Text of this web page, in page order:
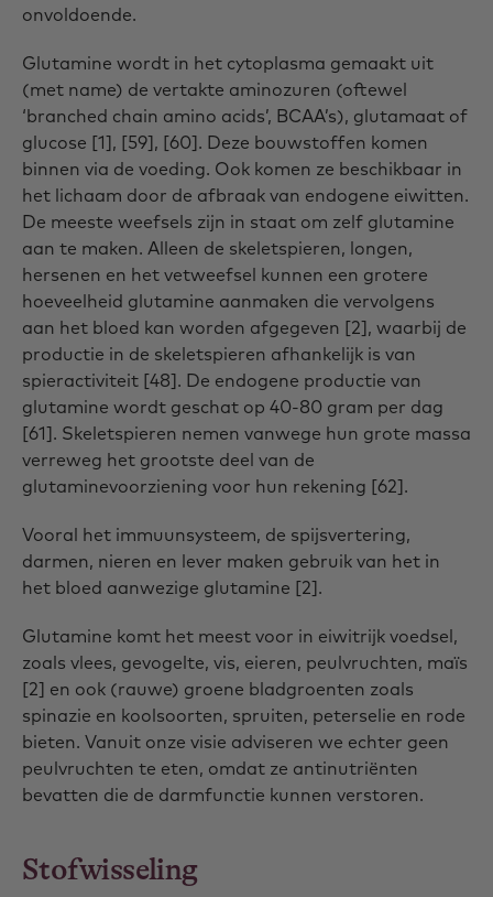
onvoldoende.
Glutamine wordt in het cytoplasma gemaakt uit
(met name) de vertakte aminozuren (oftewel
‘branched chain amino acids’, BCAA’s), glutamaat of
glucose [1], [59], [60]. Deze bouwstoffen komen
binnen via de voeding. Ook komen ze beschikbaar in
het lichaam door de afbraak van endogene eiwitten.
De meeste weefsels zijn in staat om zelf glutamine
aan te maken. Alleen de skeletspieren, longen,
hersenen en het vetweefsel kunnen een grotere
hoeveelheid glutamine aanmaken die vervolgens
aan het bloed kan worden afgegeven [2], waarbij de
productie in de skeletspieren afhankelijk is van
spieractiviteit [48]. De endogene productie van
glutamine wordt geschat op 40-80 gram per dag
[61]. Skeletspieren nemen vanwege hun grote massa
verreweg het grootste deel van de
glutaminevoorziening voor hun rekening [62].
Vooral het immuunsysteem, de spijsvertering,
darmen, nieren en lever maken gebruik van het in
het bloed aanwezige glutamine [2].
Glutamine komt het meest voor in eiwitrijk voedsel,
zoals vlees, gevogelte, vis, eieren, peulvruchten, maïs
[2] en ook (rauwe) groene bladgroenten zoals
spinazie en koolsoorten, spruiten, peterselie en rode
bieten. Vanuit onze visie adviseren we echter geen
peulvruchten te eten, omdat ze antinutriënten
bevatten die de darmfunctie kunnen verstoren.
Stofwisseling